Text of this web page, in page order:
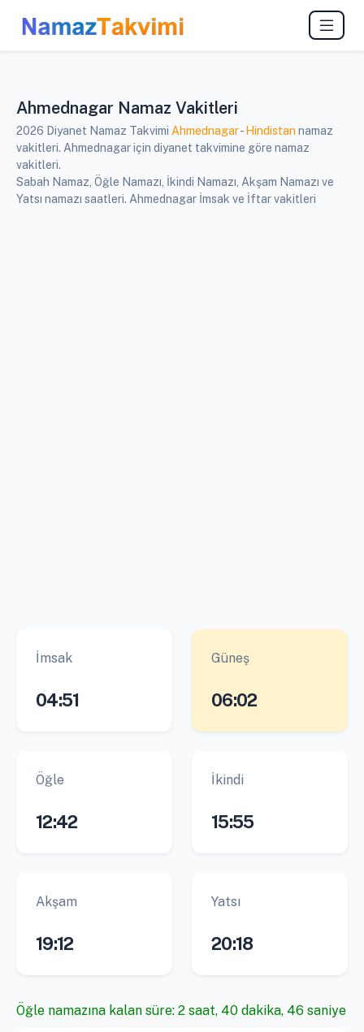
Ahmednagar Namaz Vakitleri
2026 Diyanet Namaz Takvimi Ahmednagar- Hindistan namaz
vakitleri. Ahmednagar için diyanet takvimine göre namaz
vakitleri.
Sabah Namaz, Öğle Namazı, İkindi Namazı, Akşam Namazı ve
Yatsı namazı saatleri. Ahmednagar İmsak ve İftar vakitleri
İmsak
04:51
Güneş
06:02
Öğle
12:42
İkindi
15:55
Akşam
19:12
Yatsı
20:18
Öğle namazına kalan süre: 2 saat, 40 dakika, 45 saniye